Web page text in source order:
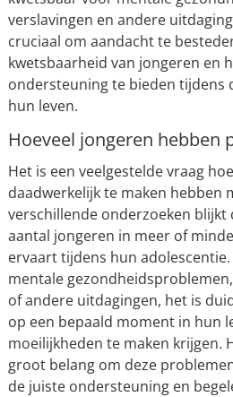
verslavingen en andere
cruciaal om aandacht te
kwetsbaarheid van jongeren en
ondersteuning te bieden tijdens
hun leven.
Hoeveel jongeren hebben
Het is een veelgestelde vraag
daadwerkelijk te maken hebben
verschillende onderzoeken blijkt
aantal jongeren in meer of
ervaart tijdens hun
mentale
of andere uitdagingen, het is
op een bepaald moment in hun
moeilijkheden te maken krijgen.
groot belang om deze
de juiste ondersteuning en